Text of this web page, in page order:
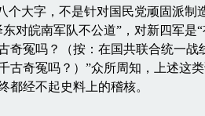
个大字，不是针对国民党顽固派制
对皖南军队不公道”，对新四军是
奇冤吗？（按：在国共联合统一战
古奇冤吗？）”众所周知，上述这
都经不起史料上的稽核。